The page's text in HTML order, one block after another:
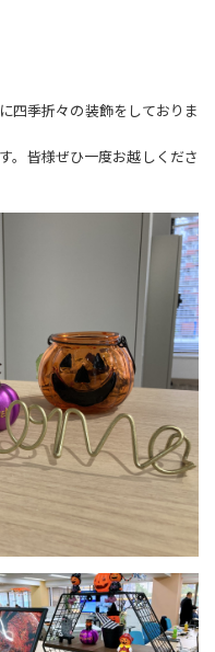
四季折々の装飾をしておりま
。皆様ぜひ一度お越しくださ